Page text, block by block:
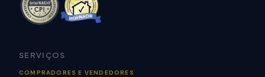
SERVIÇOS
COMPRADORES E VENDEDORES